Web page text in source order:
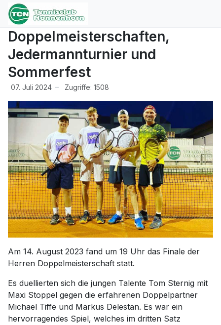
Doppelmeisterschaften,
Jedermannturnier und
Sommerfest
07. Juli 2024 Zugriffe: 1508
Am 14. August 2023 fand um 19 Uhr das Finale der
Herren Doppelmeisterschaft statt.
Es duellierten sich die jungen Talente Tom Sternig mit
Maxi Stoppel gegen die erfahrenen Doppelpartner
Michael Tiffe und Markus Delestan. Es war ein
hervorragendes Spiel, welches im dritten Satz